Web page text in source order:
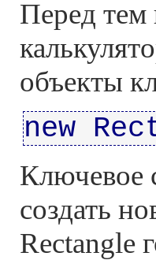
Перед тем
объекты
new
Ключевое
создать
Rectangle